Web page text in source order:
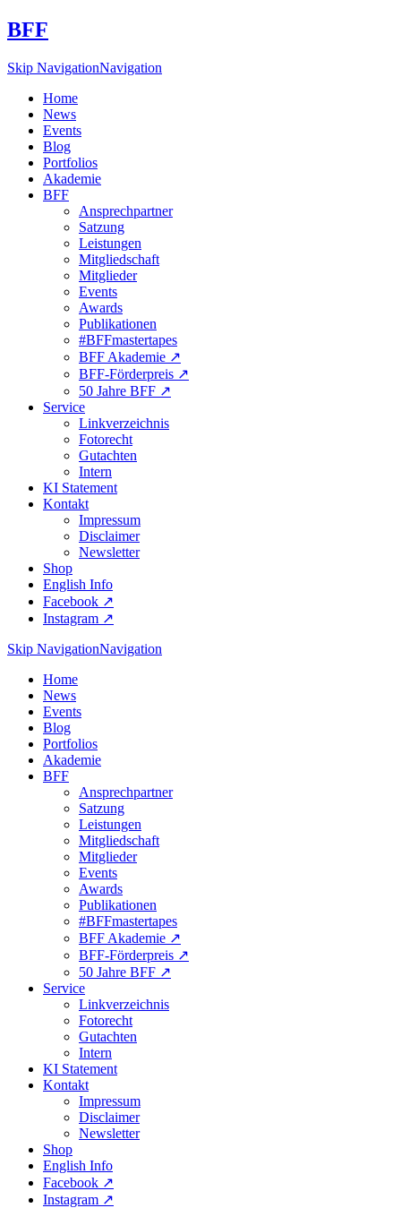
BFF
Skip NavigationNavigation
Home
News
Events
Blog
Portfolios
Akademie
BFF
Ansprechpartner
Satzung
Leistungen
Mitgliedschaft
Mitglieder
Events
Awards
Publikationen
#BFFmastertapes
BFF Akademie ↗︎
BFF-Förderpreis ↗︎
50 Jahre BFF ↗︎
Service
Linkverzeichnis
Fotorecht
Gutachten
Intern
KI Statement
Kontakt
Impressum
Disclaimer
Newsletter
Shop
English Info
Facebook ↗︎
Instagram ↗︎
Skip NavigationNavigation
Home
News
Events
Blog
Portfolios
Akademie
BFF
Ansprechpartner
Satzung
Leistungen
Mitgliedschaft
Mitglieder
Events
Awards
Publikationen
#BFFmastertapes
BFF Akademie ↗︎
BFF-Förderpreis ↗︎
50 Jahre BFF ↗︎
Service
Linkverzeichnis
Fotorecht
Gutachten
Intern
KI Statement
Kontakt
Impressum
Disclaimer
Newsletter
Shop
English Info
Facebook ↗︎
Instagram ↗︎